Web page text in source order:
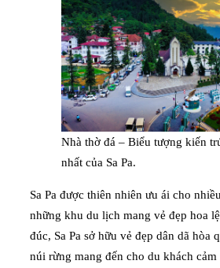
Nhà thờ đá – Biểu tượng kiến
nhất của Sa Pa.
Sa Pa được thiên nhiên ưu ái cho
những khu du lịch mang vẻ đẹp hoa
đúc, Sa Pa sở hữu vẻ đẹp dân dã hòa
núi rừng mang đến cho du khách